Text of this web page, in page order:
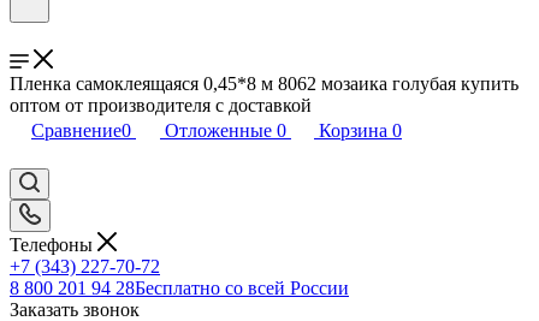
Пленка самоклеящаяся 0,45*8 м 8062 мозаика голубая купить
оптом от производителя с доставкой
Сравнение0 Отложенные 0 Корзина 0
Телефоны
+7 (343) 227-70-72
8 800 201 94 28Бесплатно со всей России
Заказать звонок